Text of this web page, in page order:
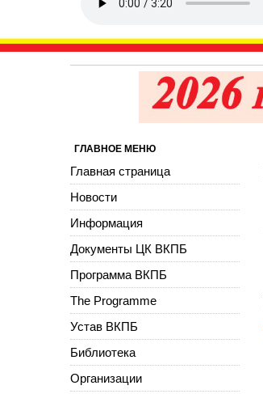
ГЛАВНОЕ МЕНЮ
Главная страница
Новости
Информация
Документы ЦК ВКПБ
Программа ВКПБ
The Programme
Устав ВКПБ
Библиотека
Организации